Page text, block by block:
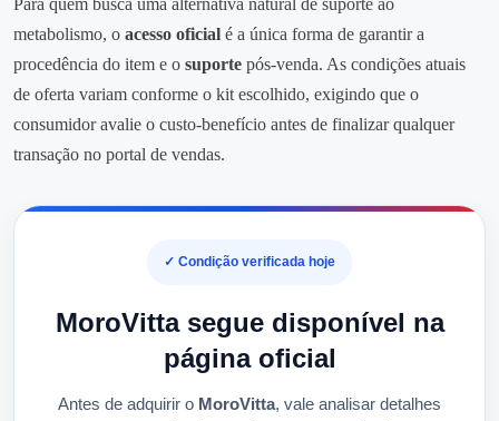
Para quem busca uma alternativa natural de suporte ao
metabolismo, o acesso oficial é a única forma de garantir a
procedência do item e o suporte pós-venda. As condições atuais
de oferta variam conforme o kit escolhido, exigindo que o
consumidor avalie o custo-benefício antes de finalizar qualquer
transação no portal de vendas.
✓ Condição verificada hoje
MoroVitta segue disponível na
página oficial
Antes de adquirir o MoroVitta, vale analisar detalhes